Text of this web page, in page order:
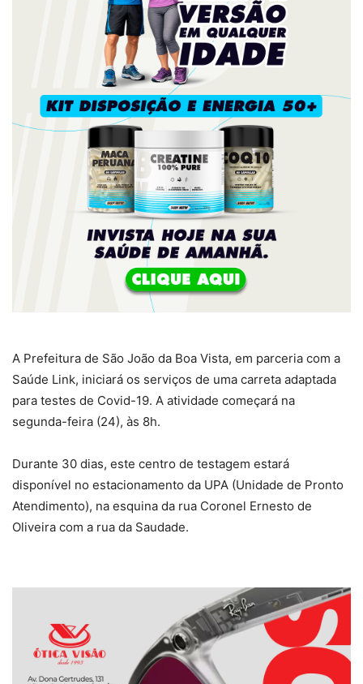
A Prefeitura de São João da Boa Vista, em parceria com a
Saúde Link, iniciará os serviços de uma carreta adaptada
para testes de Covid-19. A atividade começará na
segunda-feira (24), às 8h.
Durante 30 dias, este centro de testagem estará
disponível no estacionamento da UPA (Unidade de Pronto
Atendimento), na esquina da rua Coronel Ernesto de
Oliveira com a rua da Saudade.